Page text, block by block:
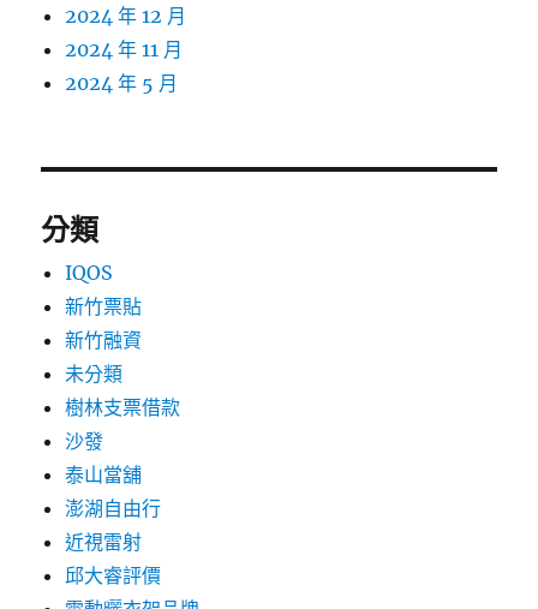
2024 年 12 月
2024 年 11 月
2024 年 5 月
分類
IQOS
新竹票貼
新竹融資
未分類
樹林支票借款
沙發
泰山當舖
澎湖自由行
近視雷射
邱大睿評價